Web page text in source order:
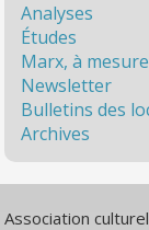
Analyses
Études
Marx, à mesure
Newsletter
Bulletins des
Archives
Association